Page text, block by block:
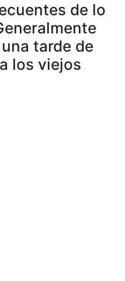
de lo
tarde de
los viejos